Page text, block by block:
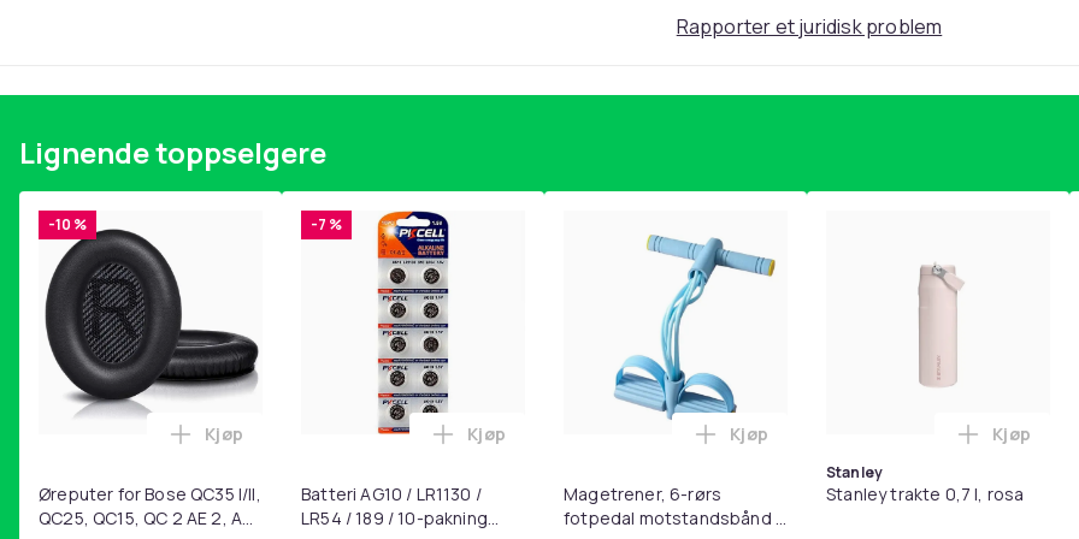
Rapporter et juridisk problem
Lignende toppselgere
-10 %
Øreputer for Bose QC35 I/II,
QC25, QC15, QC 2 AE 2, AE
Legg Øreputer for Bose QC35 I/II, QC25, QC15, QC 2 AE 2, AE 2i, AE 2w, SoundTrue, SoundLink Black i
Kjøp
-7 %
Batteri AG10 / LR1130 /
LR54 / 189 / 10-pakning
Legg Batteri AG10 / LR1130 / LR54 / 189 / 10-pakning PKcell i
Kjøp
Magetrener, 6-rørs
fotpedal motstandsbånd -
Legg Magetrener, 6-rørs fotpedal
Kjøp
Stanley
Stanley trakte 0,7 l, rosa
Legg
Kjøp